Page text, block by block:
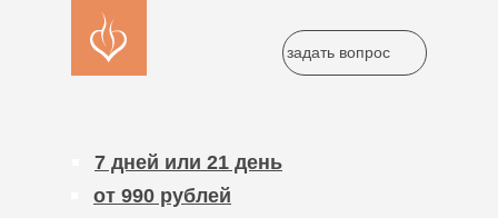
задать вопрос
7 дней или 21 день
от 990 рублей